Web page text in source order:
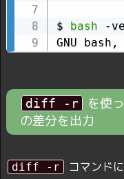
$ bash -
GNU
diff -r
を使
の差分を出力
diff -r コマンド